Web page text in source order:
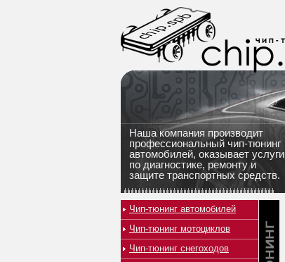
Наша компания производит
профессиональный чип-тюнинг
автомобилей, оказывает услуги
по диагностике, ремонту и
защите транспортных средств.
Чип-тюнинг автомобилей
Чип-тюнинг мотоциклов
Чип-тюнинг снегоходов